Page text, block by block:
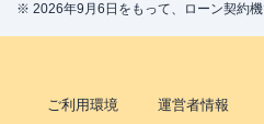
※ 2026年9月6日をもって、ローン契約機
ご利用環境 運営者情報